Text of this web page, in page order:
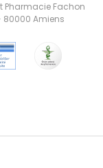
Pharmacie Fachon
80000 Amiens